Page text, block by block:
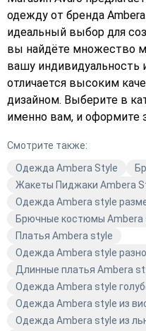
одежду от бренда
идеальный выбор для
вы найдёте множество
вашу индивидуальность и стиль. Одежда
отличается высоким
дизайном. Выберите в
именно вам, и оформите
стильной и
доставкой и получите
Смотрите также:
Одежда Ambera Style
Жакеты Пиджаки Ambera
Одежда Ambera style
Брючные костюмы Ambera
Платья Ambera style
Одежда Ambera style
Длинные платья Ambera
Одежда Ambera style
Одежда Ambera style из
Одежда Ambera style из